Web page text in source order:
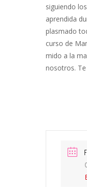
siguiendo
aprendida
plasmado
curso de
mido a la
nosotros.